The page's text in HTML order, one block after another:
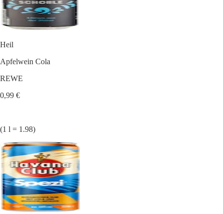
Heil
Apfelwein Cola
REWE
0,99 €
(1 l = 1.98)